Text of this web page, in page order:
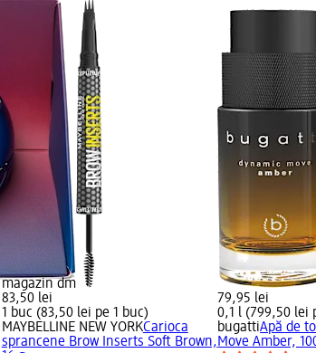
magazin dm
83,50 lei
1 buc (83,50 lei pe 1 buc)
MAYBELLINE NEW YORKCarioca
sprancene Brow Inserts Soft Brown,
79,95 lei
0,1 l (799,50 lei
bugattiApă de
Move Amber,